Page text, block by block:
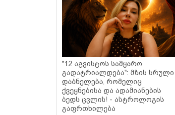
"12 აგვისტოს სამყარო
გადატრიალდება": მზის სრული
დაბნელება, რომელიც
ქვეყნებისა და ადამიანების
ბედს ცვლის! - ასტროლოგის
გაფრთხილება